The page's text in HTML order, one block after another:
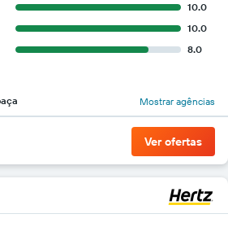
10.0
10.0
8.0
Mostrar agências
Ver ofertas